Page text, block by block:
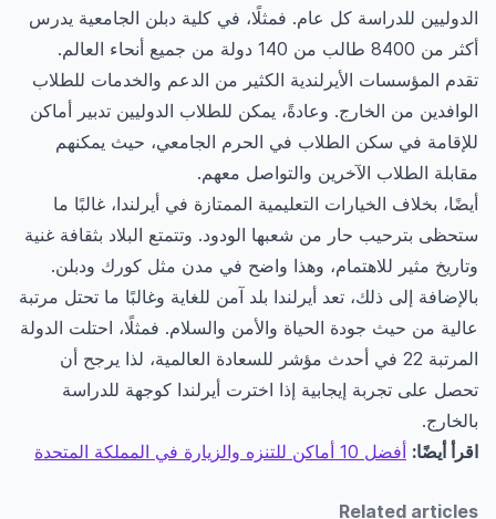
الدوليين للدراسة كل عام. فمثلًا، في كلية دبلن الجامعية يدرس
أكثر من 8400 طالب من 140 دولة من جميع أنحاء العالم.
تقدم المؤسسات الأيرلندية الكثير من الدعم والخدمات للطلاب
الوافدين من الخارج. وعادةً، يمكن للطلاب الدوليين تدبير أماكن
للإقامة في سكن الطلاب في الحرم الجامعي، حيث يمكنهم
مقابلة الطلاب الآخرين والتواصل معهم.
أيضًا، بخلاف الخيارات التعليمية الممتازة في أيرلندا، غالبًا ما
ستحظى بترحيب حار من شعبها الودود. وتتمتع البلاد بثقافة غنية
وتاريخ مثير للاهتمام، وهذا واضح في مدن مثل كورك ودبلن.
بالإضافة إلى ذلك، تعد أيرلندا بلد آمن للغاية وغالبًا ما تحتل مرتبة
عالية من حيث جودة الحياة والأمن والسلام. فمثلًا، احتلت الدولة
المرتبة 22 في أحدث مؤشر للسعادة العالمية، لذا يرجح أن
تحصل على تجربة إيجابية إذا اخترت أيرلندا كوجهة للدراسة
بالخارج.
اقرأ أيضًا: أفضل 10 أماكن للتنزه والزيارة في المملكة المتحدة
Related articles